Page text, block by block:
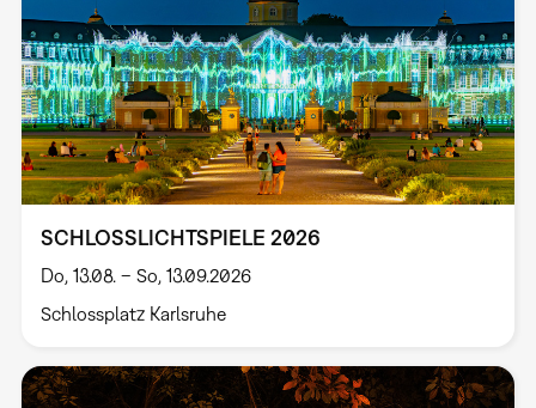
SCHLOSSLICHTSPIELE 2026
Do, 13.08. – So, 13.09.2026
Schlossplatz Karlsruhe